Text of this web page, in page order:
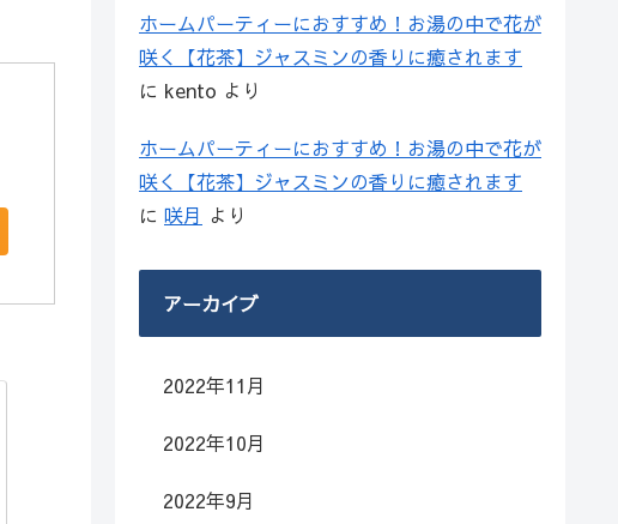
ホームパーティーにおすすめ！お湯の中で花が
咲く【花茶】ジャスミンの香りに癒されます
に kento より
ホームパーティーにおすすめ！お湯の中で花が
咲く【花茶】ジャスミンの香りに癒されます
に 咲月 より
アーカイブ
2022年11月
2022年10月
2022年9月